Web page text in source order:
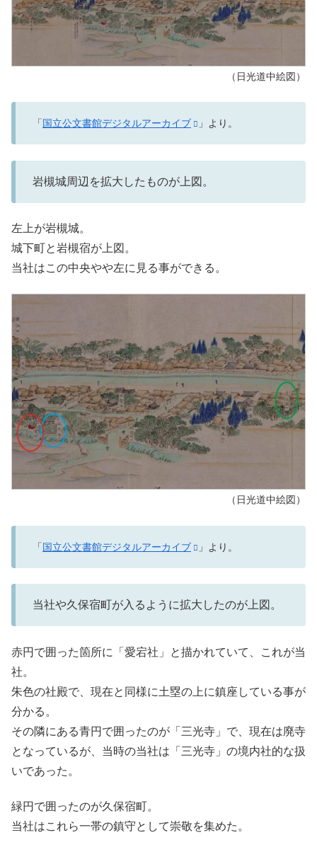
（日光道中絵図）
「 国立公文書館デジタルアーカイブ 」より。
岩槻城周辺を拡大したものが上図。
左上が岩槻城。
城下町と岩槻宿が上図。
当社はこの中央やや左に見る事ができる。
（日光道中絵図）
「 国立公文書館デジタルアーカイブ 」より。
当社や久保宿町が入るように拡大したのが上図。
赤円で囲った箇所に「愛宕社」と描かれていて、これが当
社。
朱色の社殿で、現在と同様に土塁の上に鎮座している事が
分かる。
その隣にある青円で囲ったのが「三光寺」で、現在は廃寺
となっているが、当時の当社は「三光寺」の境内社的な扱
いであった。
緑円で囲ったのが久保宿町。
当社はこれら一帯の鎮守として崇敬を集めた。